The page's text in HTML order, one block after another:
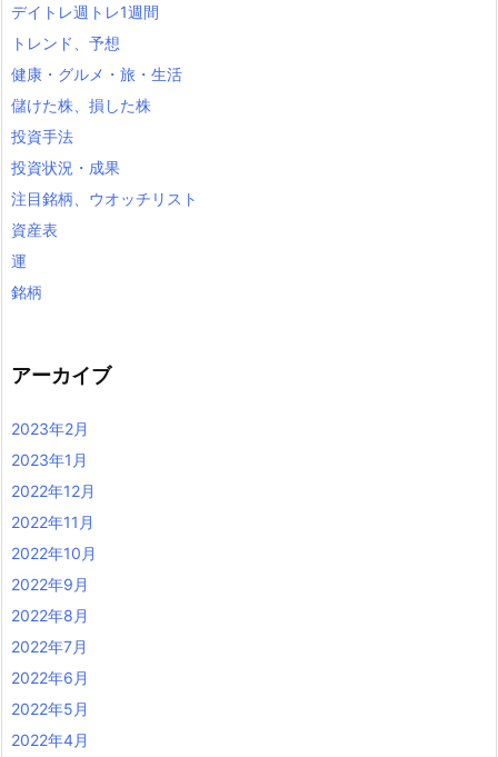
デイトレ週トレ1週間
トレンド、予想
健康・グルメ・旅・生活
儲けた株、損した株
投資手法
投資状況・成果
注目銘柄、ウオッチリスト
資産表
運
銘柄
アーカイブ
2023年2月
2023年1月
2022年12月
2022年11月
2022年10月
2022年9月
2022年8月
2022年7月
2022年6月
2022年5月
2022年4月